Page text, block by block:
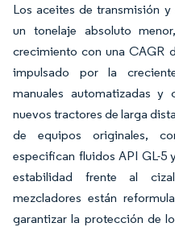
Los aceites de transmisión y
un tonelaje absoluto
crecimiento con una CAGR
impulsado por la
manuales automatizadas y
nuevos tractores de larga
de equipos originales,
especifican fluidos API GL-5
estabilidad frente al
mezcladores están
garantizar la protección de